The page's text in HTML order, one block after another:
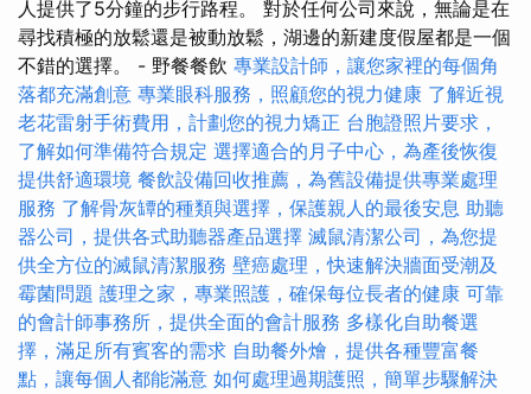
人提供了5分鐘的步行路程。 對於任何公司來說，無論是在
尋找積極的放鬆還是被動放鬆，湖邊的新建度假屋都是一個
不錯的選擇。 - 野餐餐飲 專業設計師，讓您家裡的每個角
落都充滿創意 專業眼科服務，照顧您的視力健康 了解近視
老花雷射手術費用，計劃您的視力矯正 台胞證照片要求，
了解如何準備符合規定 選擇適合的月子中心，為產後恢復
提供舒適環境 餐飲設備回收推薦，為舊設備提供專業處理
服務 了解骨灰罈的種類與選擇，保護親人的最後安息 助聽
器公司，提供各式助聽器產品選擇 滅鼠清潔公司，為您提
供全方位的滅鼠清潔服務 壁癌處理，快速解決牆面受潮及
霉菌問題 護理之家，專業照護，確保每位長者的健康 可靠
的會計師事務所，提供全面的會計服務 多樣化自助餐選
擇，滿足所有賓客的需求 自助餐外燴，提供各種豐富餐
點，讓每個人都能滿意 如何處理過期護照，簡單步驟解決